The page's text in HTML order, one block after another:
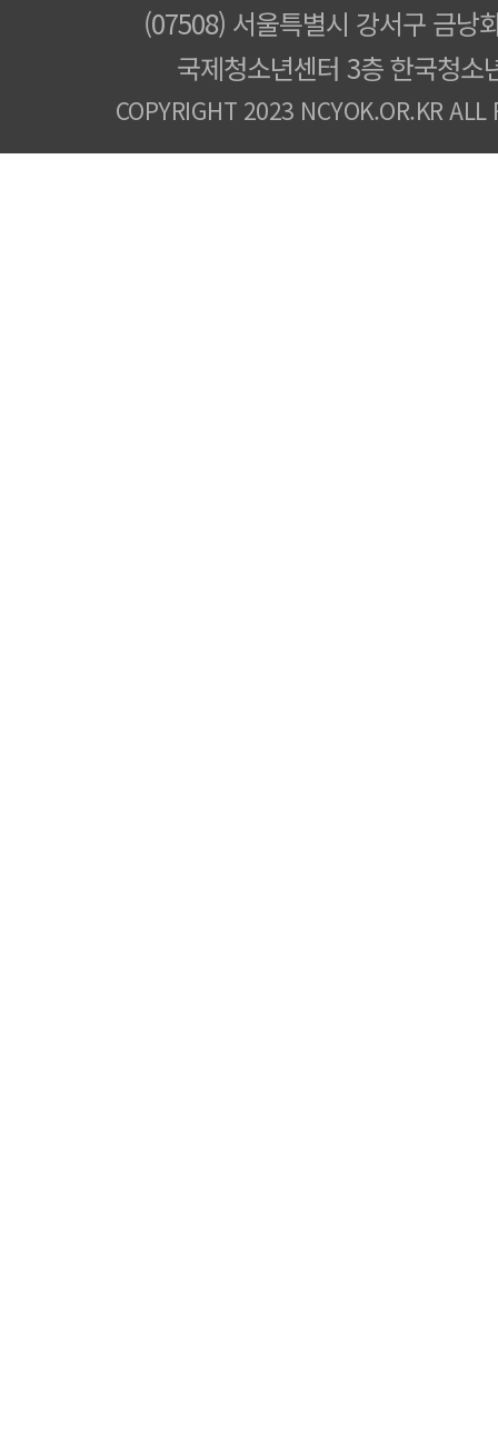
(07508) 서울특별시 강서구 금낭
국제청소년센터 3층 한국청소
COPYRIGHT 2023 NCYOK.OR.KR ALL